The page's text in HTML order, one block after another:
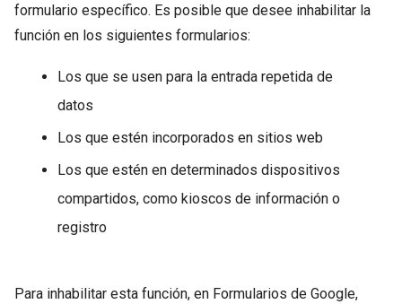
formulario específico. Es posible que desee inhabilitar la
función en los siguientes formularios:
Los que se usen para la entrada repetida de
datos
Los que estén incorporados en sitios web
Los que estén en determinados dispositivos
compartidos, como kioscos de información o
registro
Para inhabilitar esta función, en Formularios de Google,